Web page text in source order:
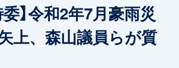
委】令和2年7月豪雨災
上、森山議員らが質